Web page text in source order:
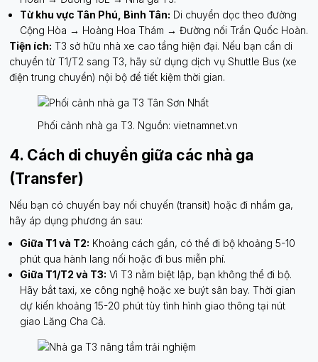
Từ khu vực Tân Phú, Bình Tân: Di chuyển dọc theo đường
Cộng Hòa → Hoàng Hoa Thám → Đường nối Trần Quốc Hoàn.
Tiện ích: T3 sở hữu nhà xe cao tầng hiện đại. Nếu bạn cần di
chuyển từ T1/T2 sang T3, hãy sử dụng dịch vụ Shuttle Bus (xe
điện trung chuyển) nội bộ để tiết kiệm thời gian.
Phối cảnh nhà ga T3. Nguồn: vietnamnet.vn
4. Cách di chuyển giữa các nhà ga
(Transfer)
Nếu bạn có chuyến bay nối chuyến (transit) hoặc đi nhầm ga,
hãy áp dụng phương án sau:
Giữa T1 và T2: Khoảng cách gần, có thể đi bộ khoảng 5-10
phút qua hành lang nối hoặc đi bus miễn phí.
Giữa T1/T2 và T3: Vì T3 nằm biệt lập, bạn không thể đi bộ.
Hãy bắt taxi, xe công nghệ hoặc xe buýt sân bay. Thời gian
dự kiến khoảng 15-20 phút tùy tình hình giao thông tại nút
giao Lăng Cha Cả.